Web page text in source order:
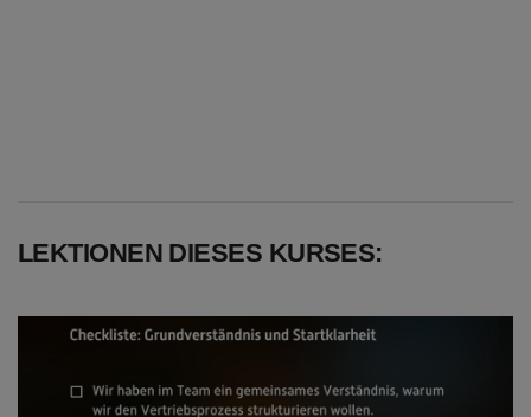
LEKTIONEN DIESES KURSES: